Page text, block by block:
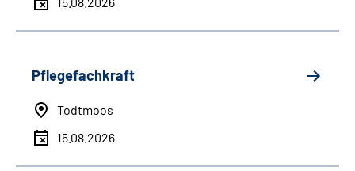
Pflegefachkraft
Todtmoos
15.08.2026